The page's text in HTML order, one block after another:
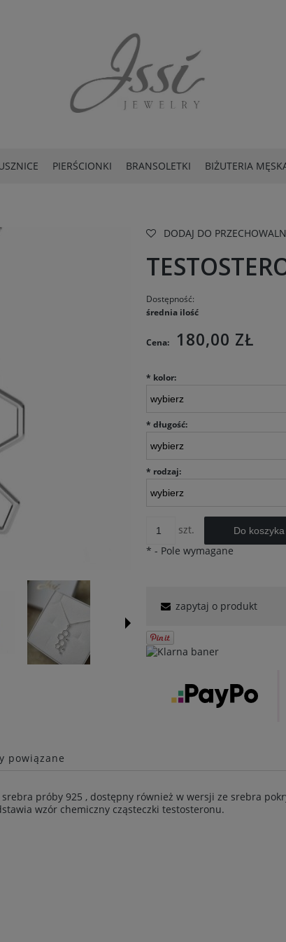
PIERŚCIONKI BRANSOLETKI BIŻUTERIA
DODAJ DO
Dostępność:
średnia ilość
Cena: 180,00 ZŁ
* kolor:
* długość:
* rodzaj:
szt. Do koszyka
* - Pole wymagane
zapytaj o produkt
powiązane
srebra próby 925 , dostępny również w wersji ze srebra
wzór chemiczny cząsteczki testosteronu.